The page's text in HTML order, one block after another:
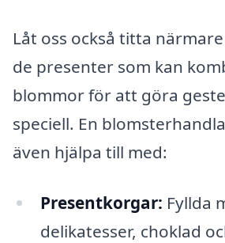
Låt oss också titta
de presenter som kan
blommor för att göra
speciell. En
även hjälpa till med:
Presentkorgar: Fyllda
delikatesser, choklad